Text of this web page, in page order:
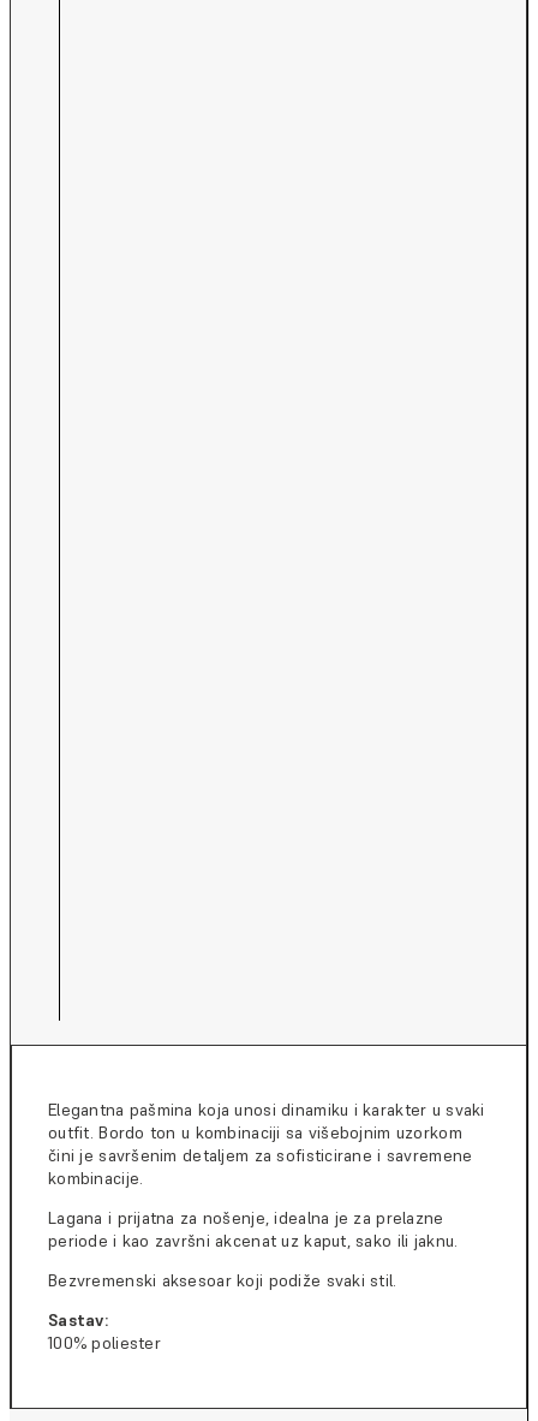
Elegantna pašmina koja unosi dinamiku i karakter u svaki
outfit. Bordo ton u kombinaciji sa višebojnim uzorkom
čini je savršenim detaljem za sofisticirane i savremene
kombinacije.
Lagana i prijatna za nošenje, idealna je za prelazne
periode i kao završni akcenat uz kaput, sako ili jaknu.
Bezvremenski aksesoar koji podiže svaki stil.
Sastav:
100% poliester